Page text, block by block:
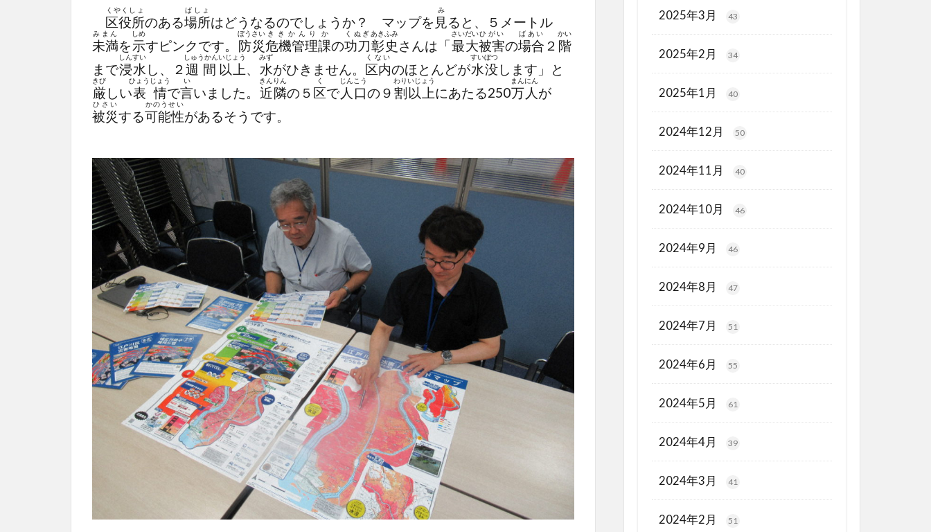
区役所
くやくしょ
のある場所
ばしょ
はどうなるのでしょうか？ マップを 見
み
ると、５メートル
未満
みまん
を示
しめ
すピンクです。 防災
ぼうさい
危機管理
ききかんり
課
か
の功刀
くぬぎ
彰史
あきふみ
さんは「最大
さいだい
被害
ひがい
の場合
ばあい
２ 階
かい
まで浸水
しんすい
し、２ 週間
しゅうかん
以上
いじょう
、 水
みず
がひきません。 区内
くない
のほとんどが水没
すいぼつ
します」と
厳
きび
しい表情
ひょうじょう
で言
い
いました。 近隣
きんりん
の５ 区
く
で 人口
じんこう
の９ 割
わり
以上
いじょう
にあたる250万人
まんにん
が
被災
ひさい
する可能性
かのうせい
があるそうです。
2025年3月 43
2025年2月 34
2025年1月 40
2024年12月 50
2024年11月 40
2024年10月 46
2024年9月 46
2024年8月 47
2024年7月 51
2024年6月 55
2024年5月 61
2024年4月 39
2024年3月 41
2024年2月 51